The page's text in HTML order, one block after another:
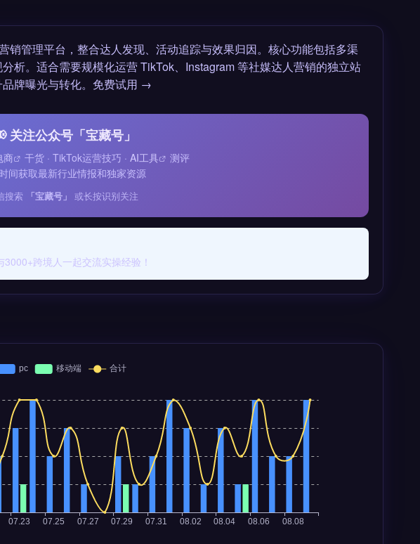
销管理平台，整合达人发现、活动追踪与效果归因。核心功能包括多渠
析。适合需要规模化运营 TikTok、Instagram 等社媒达人营销的独立站
牌曝光与转化。免费试用 →
关注公众号「宝藏号」
商 干货 · TikTok运营技巧 · AI工具
测评
间获取最新行业情报和独家资源
搜索 「宝藏号」 或长按识别关注
跨境人一起交流实操经验！